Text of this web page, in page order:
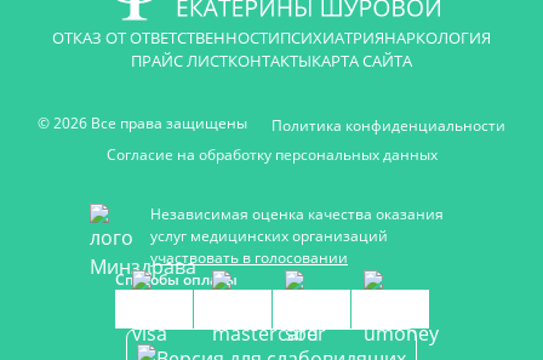
ОТКАЗ ОТ ОТВЕТСТВЕННОСТИПСИХИАТРИЯНАРКОЛОГИЯ
ПРАЙС ЛИСТКОНТАКТЫКАРТА САЙТА
© 2026 Все права защищены
Политика конфиденциальности
Согласие на обработку персональных данных
Независимая оценка качества оказания
услуг медицинских организаций
участвовать в голосовании
Способы оплаты